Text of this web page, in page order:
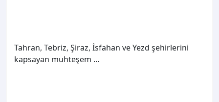
Tahran, Tebriz, Şiraz, İsfahan ve Yezd şehirlerini
kapsayan muhteşem ...